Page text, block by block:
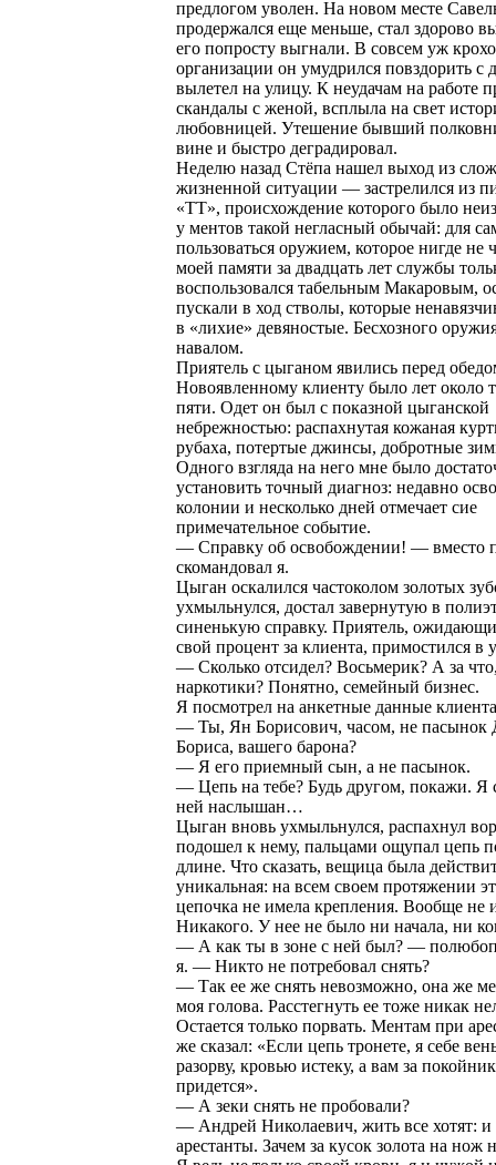
предлогом уволен. На новом месте
продержался еще меньше, стал здорово
его попросту выгнали. В совсем уж
организации он умудрился повздорить с
вылетел на улицу. К неудачам на работе
скандалы с женой, всплыла на свет
любовницей. Утешение бывший
вине и быстро деградировал.
Неделю назад Стёпа нашел выход из
жизненной ситуации — застрелился из
«ТТ», происхождение которого было
у ментов такой негласный обычай: для
пользоваться оружием, которое нигде не
моей памяти за двадцать лет службы
воспользовался табельным Макаровым,
пускали в ход стволы, которые
в «лихие» девяностые. Бесхозного
навалом.
Приятель с цыганом явились перед
Новоявленному клиенту было лет около
пяти. Одет он был с показной цыганской
небрежностью: распахнутая кожаная
рубаха, потертые джинсы, добротные
Одного взгляда на него мне было
установить точный диагноз: недавно
колонии и несколько дней отмечает сие
примечательное событие.
— Справку об освобождении! — вместо
скомандовал я.
Цыган оскалился частоколом золотых
ухмыльнулся, достал завернутую в
синенькую справку. Приятель,
свой процент за клиента, примостился в
— Сколько отсидел? Восьмерик? А за
наркотики? Понятно, семейный бизнес.
Я посмотрел на анкетные данные
— Ты, Ян Борисович, часом, не пасынок
Бориса, вашего барона?
— Я его приемный сын, а не пасынок.
— Цепь на тебе? Будь другом, покажи. Я
ней наслышан…
Цыган вновь ухмыльнулся, распахнул
подошел к нему, пальцами ощупал цепь
длине. Что сказать, вещица была
уникальная: на всем своем протяжении
цепочка не имела крепления. Вообще не
Никакого. У нее не было ни начала, ни
— А как ты в зоне с ней был? —
я. — Никто не потребовал снять?
— Так ее же снять невозможно, она же
моя голова. Расстегнуть ее тоже никак
Остается только порвать. Ментам при
же сказал: «Если цепь тронете, я себе
разорву, кровью истеку, а вам за
придется».
— А зеки снять не пробовали?
— Андрей Николаевич, жить все хотят: и
арестанты. Зачем за кусок золота на нож